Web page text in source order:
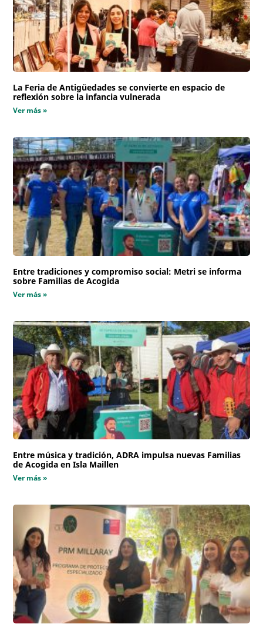
La Feria de Antigüedades se convierte en espacio de
reflexión sobre la infancia vulnerada
Ver más »
Entre tradiciones y compromiso social: Metri se informa
sobre Familias de Acogida
Ver más »
Entre música y tradición, ADRA impulsa nuevas Familias
de Acogida en Isla Maillen
Ver más »